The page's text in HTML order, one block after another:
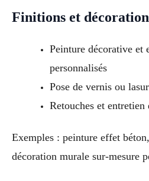
Finitions et décoration
Peinture décorative et
personnalisés
Pose de vernis ou
Retouches et entretien
Exemples : peinture effet
décoration murale sur-mesure